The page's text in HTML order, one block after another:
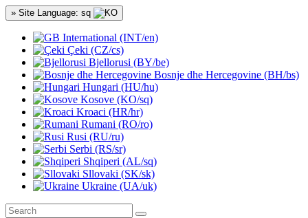
» Site Language: sq
International (INT/en)
Çeki (CZ/cs)
Bjellorusi (BY/be)
Bosnje dhe Hercegovine (BH/bs)
Hungari (HU/hu)
Kosove (KO/sq)
Kroaci (HR/hr)
Rumani (RO/ro)
Rusi (RU/ru)
Serbi (RS/sr)
Shqiperi (AL/sq)
Sllovaki (SK/sk)
Ukraine (UA/uk)